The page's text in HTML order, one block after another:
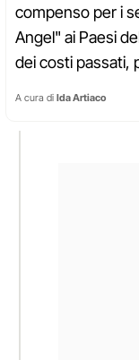
compenso per i
Angel" ai Paesi
dei costi passati,
A cura di Ida Artiaco